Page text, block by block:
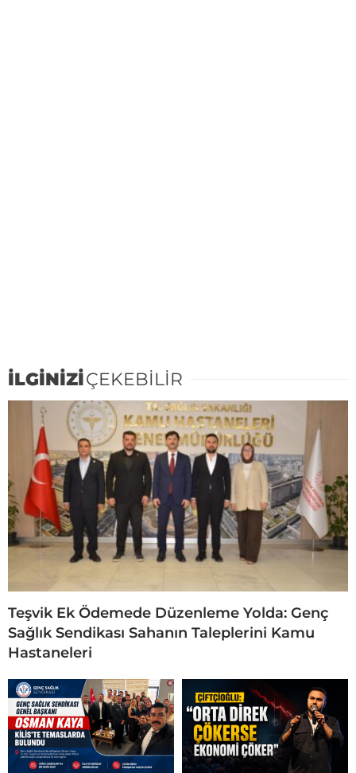
İLGİNİZİÇEKEBİLİR
Teşvik Ek Ödemede Düzenleme Yolda: Genç
Sağlık Sendikası Sahanın Taleplerini Kamu
Hastaneleri